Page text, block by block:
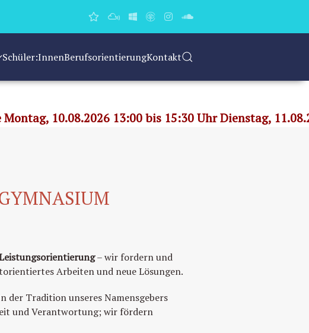
Schüler:InnenBerufsorientierungKontakt
10.08.2026 13:00 bis 15:30 Uhr Dienstag,
GESTALTEN - KREATIVITÄT
– wir fordern und
Arbeiten und neue Lösungen.
Tradition unseres Namensgebers
und Verantwortung; wir fördern